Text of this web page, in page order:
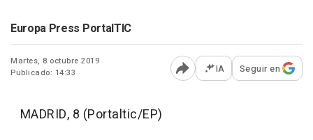
Europa Press PortalTIC
Martes, 8 octubre 2019
Publicado: 14:33
Abrir opciones para
IA Seguir en
MADRID, 8 (Portaltic/EP)